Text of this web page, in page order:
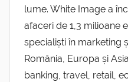
lume. White Image a
afaceri de 1,3 milioane
specialiști în marketing
România, Europa și
banking, travel, retail,